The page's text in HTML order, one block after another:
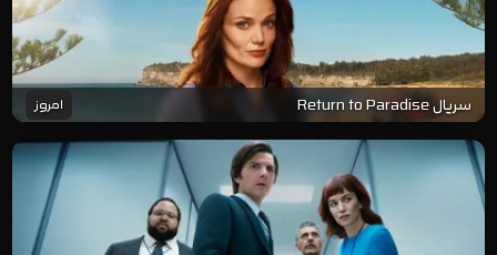
سریال Return to Paradise امروز